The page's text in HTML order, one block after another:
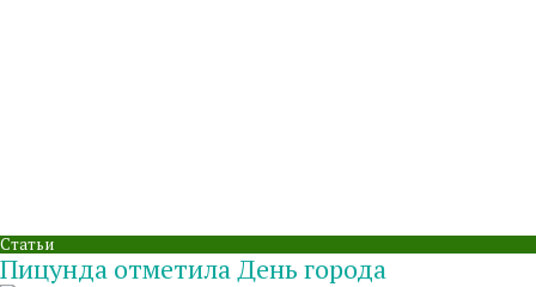
Статьи
Пицунда отметила День города